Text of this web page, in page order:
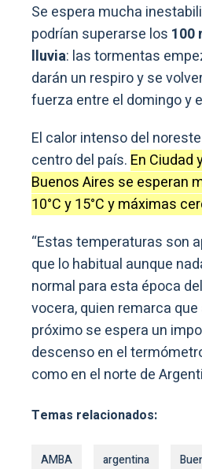
Se espera mucha
podrían superarse los 100
lluvia: las tormentas
darán un respiro y se
fuerza entre el domingo y
El calor intenso del
centro del país. En Ciudad
Buenos Aires se esperan
10°C y 15°C y máximas
“Estas temperaturas son
que lo habitual aunque
normal para esta época
vocera, quien remarca
próximo se espera un
descenso en el
como en el norte de
Temas relacionados:
AMBA argentina